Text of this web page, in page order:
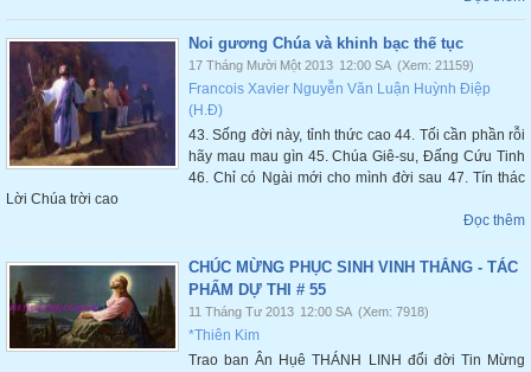
Noi gương Chúa và khinh bạc thế tục
17 Tháng Mười Một 2013 12:00 SA (Xem: 21159)
Francois Xavier Nguyễn Văn Luận Huỳnh Điệp
(H.Đ)
43. Sống đời này, tỉnh thức cao 44. Tối cần phần rỗi
hãy mau mau gìn 45. Chúa Giê-su, Đấng Cứu Tinh
46. Chỉ có Ngài mới cho mình đời sau 47. Tín thác
Lời Chúa trời cao
Đọc thêm
CHÚC MỪNG PHỤC SINH VINH THẮNG - TÁC
PHẨM DỰ THI # 55
11 Tháng Tư 2013 12:00 SA (Xem: 7918)
*Thiên Kim
Trao ban Ân Hụê THÁNH LINH đổi đời Tin Mừng